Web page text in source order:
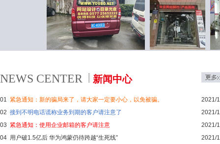
NEWS CENTER 新闻中心
01 紧急通知：新的骗局来了，请大家一定要小心，以免被骗。
2021/
02 接到不明电话谎称业务到期的客户请注意了
2021/
03 紧急通知：使用企业邮箱的客户请注意
2021/
04 用户破1.5亿后 华为鸿蒙仍待跨越“生死线”
2021/